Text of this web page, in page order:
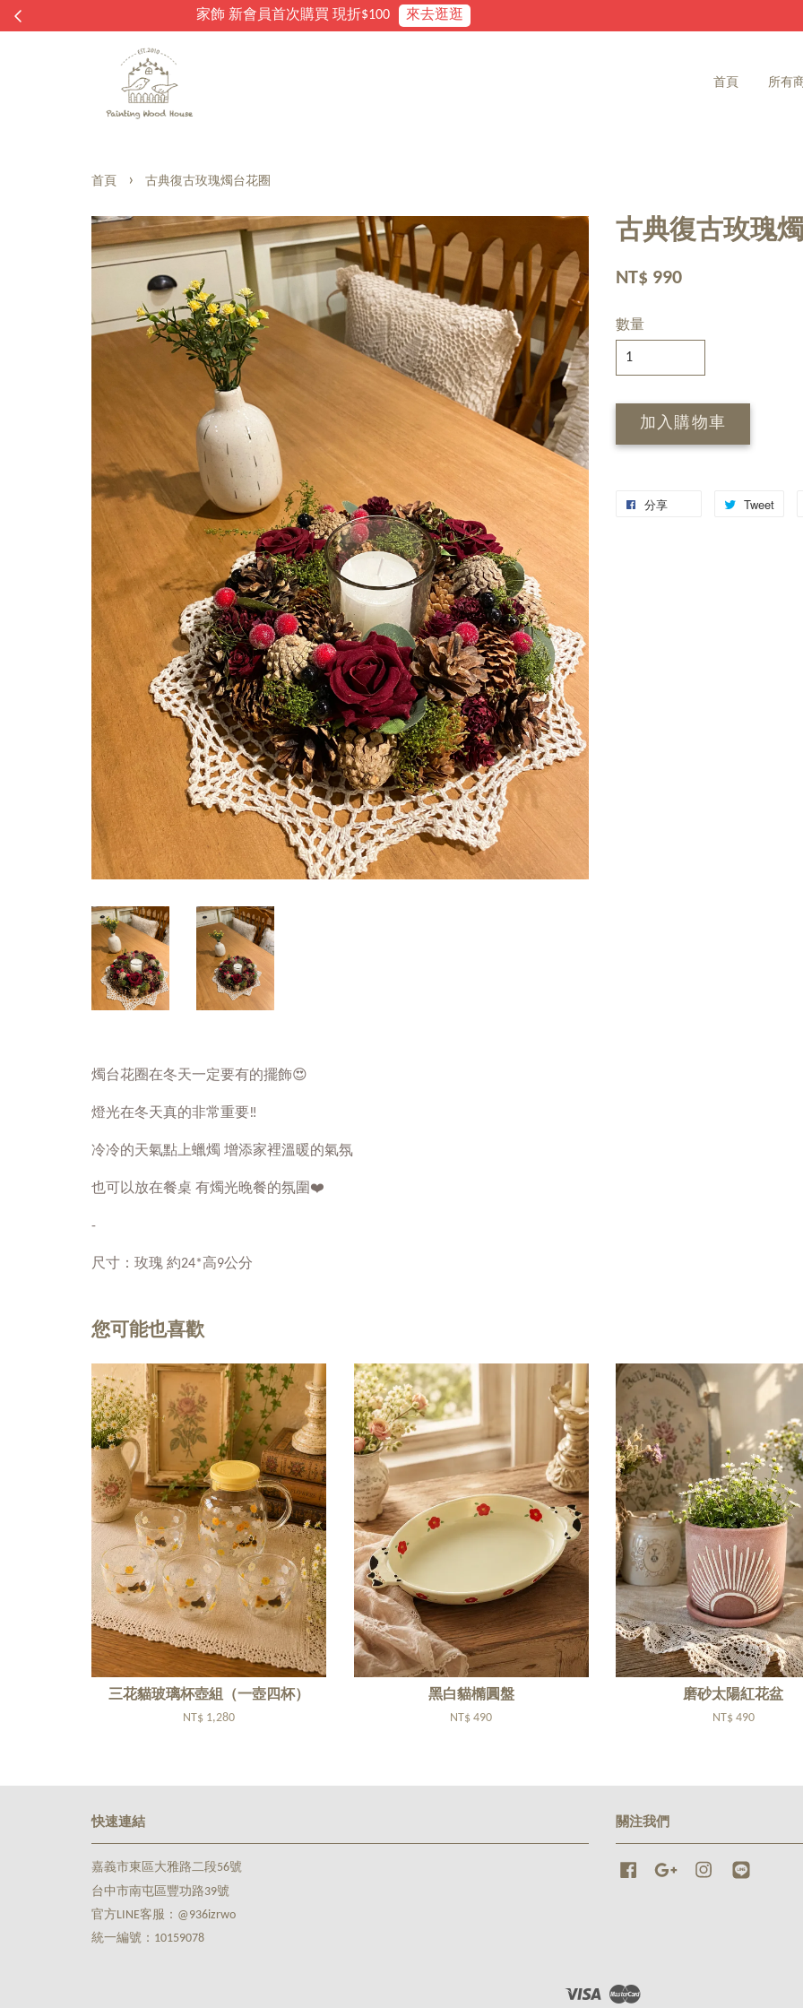
首頁 所有
首頁 › 古典復古玫瑰燭台花圈
古典復古玫瑰
NT$ 990
數量
加入購物車
分享 Tweet
燭台花圈在冬天一定要有的擺飾😍
燈光在冬天真的非常重要‼️
冷冷的天氣點上蠟燭 增添家裡溫暖的氣氛
也可以放在餐桌 有燭光晚餐的氛圍❤️
-
尺寸：玫瑰 約24*高9公分
您可能也喜歡
三花貓玻璃杯壺組（一壺四杯）
NT$ 1,280
黑白貓橢圓盤
NT$ 490
磨砂太陽紅花盆
NT$ 490
快速連結
嘉義市東區大雅路二段56號
台中市南屯區豐功路39號
官方LINE客服：@936izrwo
統一編號：10159078
關注我們
FacebookGoogle Instagram
Visa Master